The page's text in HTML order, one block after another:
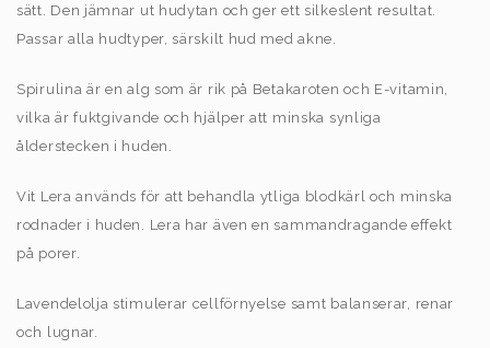
sätt. Den jämnar ut hudytan och ger ett silkeslent resultat.
Passar alla hudtyper, särskilt hud med akne.
Spirulina är en alg som är rik på Betakaroten och E-vitamin,
vilka är fuktgivande och hjälper att minska synliga
ålderstecken i huden.
Vit Lera används för att behandla ytliga blodkärl och minska
rodnader i huden. Lera har även en sammandragande effekt
på porer.
Lavendelolja stimulerar cellförnyelse samt balanserar, renar
och lugnar.